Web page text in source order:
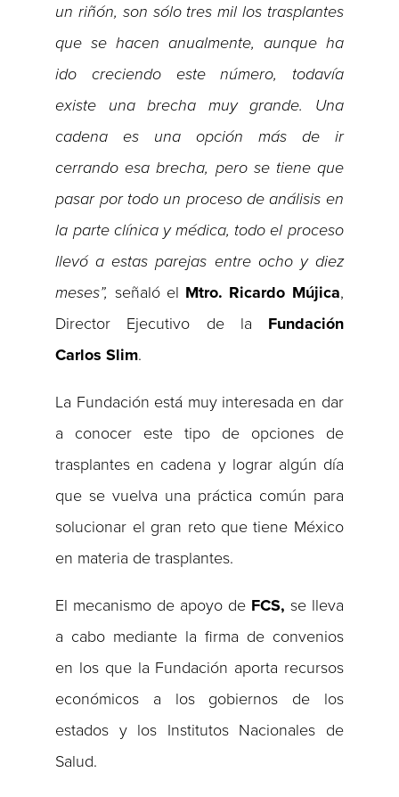
un riñón, son sólo tres mil los trasplantes
que se hacen anualmente, aunque ha
ido creciendo este número, todavía
existe una brecha muy grande. Una
cadena es una opción más de ir
cerrando esa brecha, pero se tiene que
pasar por todo un proceso de análisis en
la parte clínica y médica, todo el proceso
llevó a estas parejas entre ocho y diez
meses”, señaló el Mtro. Ricardo Mújica,
Director Ejecutivo de la Fundación
Carlos Slim.
La Fundación está muy interesada en dar
a conocer este tipo de opciones de
trasplantes en cadena y lograr algún día
que se vuelva una práctica común para
solucionar el gran reto que tiene México
en materia de trasplantes.
El mecanismo de apoyo de FCS, se lleva
a cabo mediante la firma de convenios
en los que la Fundación aporta recursos
económicos a los gobiernos de los
estados y los Institutos Nacionales de
Salud.